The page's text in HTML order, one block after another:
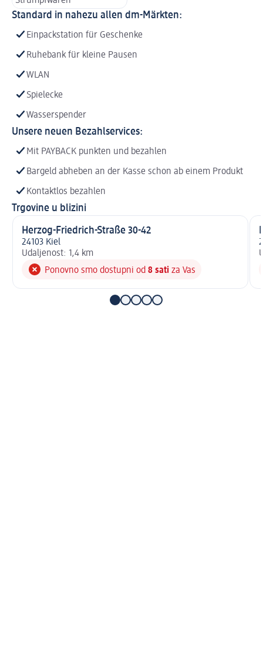
Standard in nahezu allen dm-Märkten:
Einpackstation für Geschenke
Ruhebank für kleine Pausen
WLAN
Spielecke
Wasserspender
Unsere neuen Bezahlservices:
Mit PAYBACK punkten und bezahlen
Bargeld abheben an der Kasse schon ab einem Produkt
Kontaktlos bezahlen
Trgovine u blizini
Herzog-Friedrich-Straße 30-42
24103 Kiel
Udaljenost: 1,4 km
Ponovno smo dostupni od 8 sati za Vas